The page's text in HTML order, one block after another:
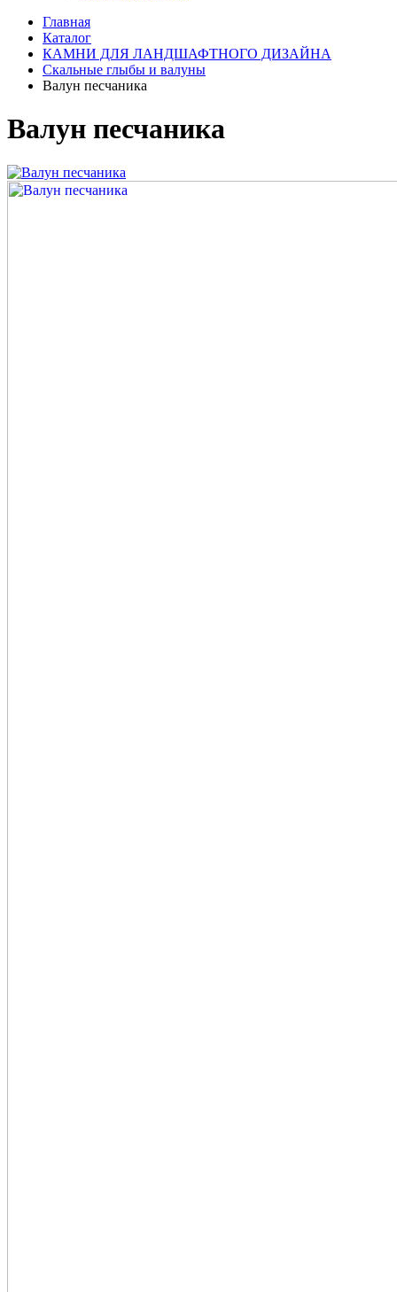
Главная
Каталог
КАМНИ ДЛЯ ЛАНДШАФТНОГО ДИЗАЙНА
Скальные глыбы и валуны
Валун песчаника
Валун песчаника